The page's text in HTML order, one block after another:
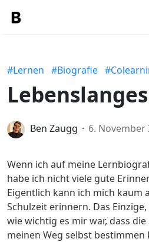
#Lernen #Biografie
Ben Zaugg 6. November
Wenn ich auf meine
habe ich nicht viele gute
Eigentlich kann ich mich kaum
Schulzeit erinnern. Das
wie wichtig es mir war, dass
meinen Weg selbst